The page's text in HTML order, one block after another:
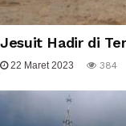
Jesuit Hadir di
22 Maret 2023 384